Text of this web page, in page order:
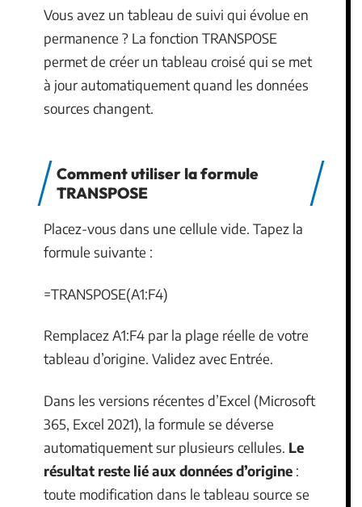
Vous avez un tableau de suivi qui évolue en
permanence ? La fonction TRANSPOSE
permet de créer un tableau croisé qui se met
à jour automatiquement quand les données
sources changent.
Comment utiliser la formule
TRANSPOSE
Placez-vous dans une cellule vide. Tapez la
formule suivante :
=TRANSPOSE(A1:F4)
Remplacez A1:F4 par la plage réelle de votre
tableau d’origine. Validez avec Entrée.
Dans les versions récentes d’Excel (Microsoft
365, Excel 2021), la formule se déverse
automatiquement sur plusieurs cellules. Le
résultat reste lié aux données d’origine :
toute modification dans le tableau source se